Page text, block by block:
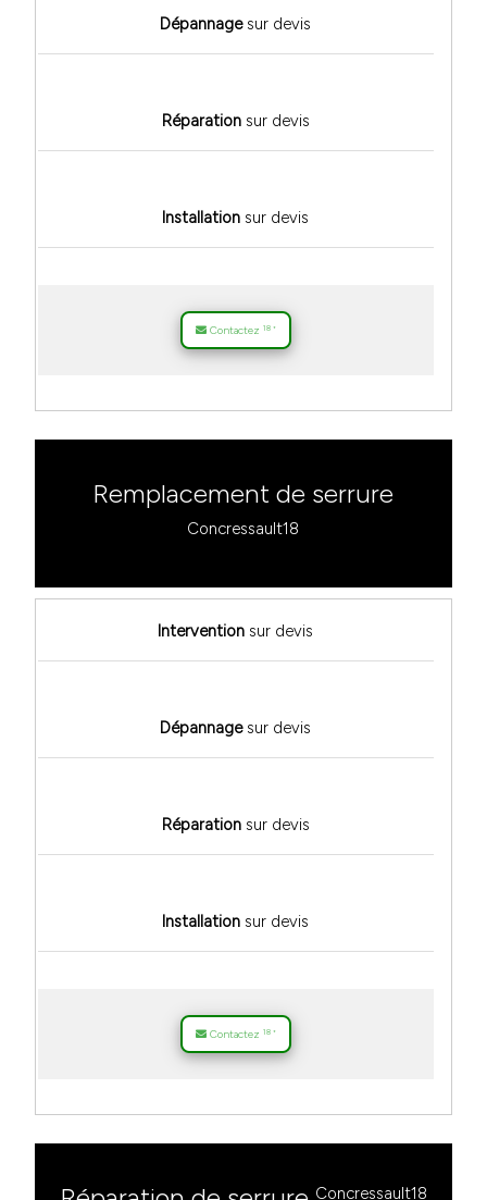
Dépannagesur devis
Réparationsur devis
Installation sur devis
Contactez 18 *
Remplacement de serrure
Concressault18
Intervention sur devis
Dépannagesur devis
Réparationsur devis
Installation sur devis
Contactez 18 *
Concressault18